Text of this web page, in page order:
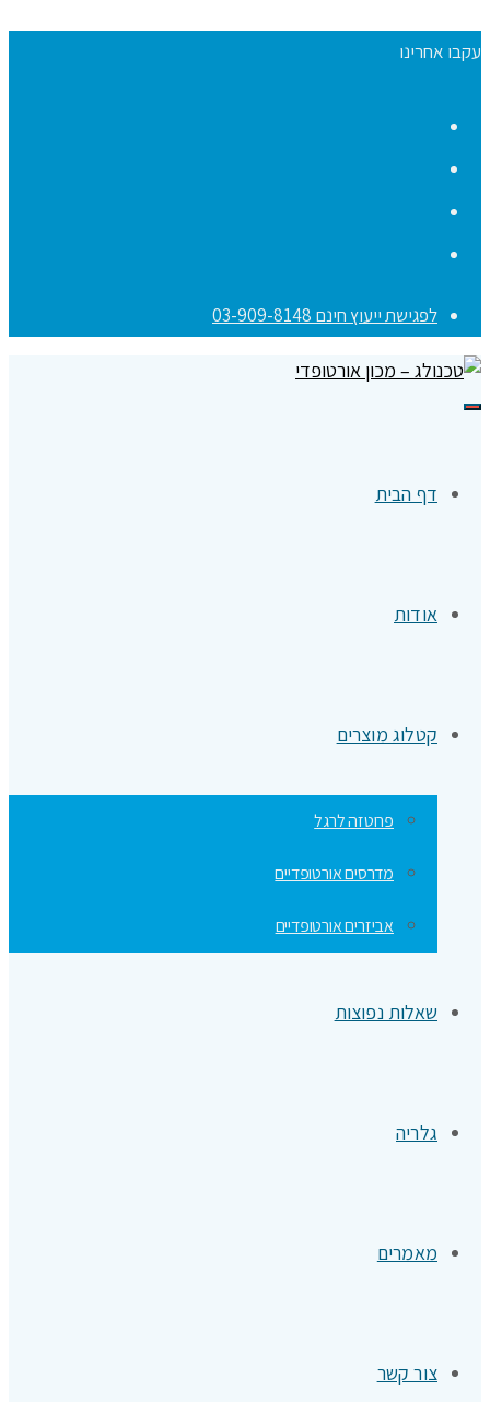
עקבו אחרינו
לפגישת ייעוץ חינם 03-909-8148
תפריט
דף הבית
אודות
קטלוג מוצרים
פרוטזה לרגל
מדרסים אורטופדיים
אביזרים אורטופדיים
שאלות נפוצות
גלריה
מאמרים
צור קשר